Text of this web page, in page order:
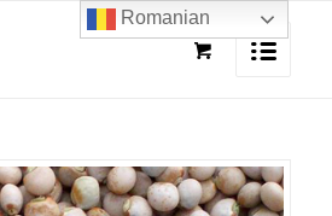
Romanian